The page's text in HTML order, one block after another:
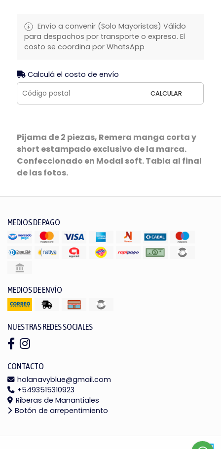
Envío a convenir (Solo Mayoristas) Válido
para despachos por transporte o expreso. El
costo se coordina por WhatsApp
Calculá el costo de envío
CALCULAR
Pijama de 2 piezas, Remera manga corta y
short estampado exclusivo de la marca.
Confeccionado en Modal soft. Tabla al final
de las fotos.
MEDIOS DE PAGO
MEDIOS DE ENVÍO
NUESTRAS REDES SOCIALES
CONTACTO
holanavyblue@gmail.com
+5493515310923
Riberas de Manantiales
Botón de arrepentimiento